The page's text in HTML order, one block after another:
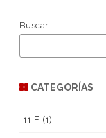
entradas
Buscar
CATEGORÍAS
11 F (1)